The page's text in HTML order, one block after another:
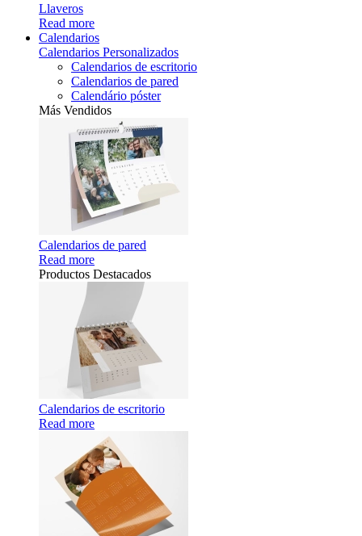
Llaveros
Read more
Calendarios
Calendarios Personalizados
Calendarios de escritorio
Calendarios de pared
Calendário póster
Más Vendidos
Calendarios de pared
Read more
Productos Destacados
Calendarios de escritorio
Read more